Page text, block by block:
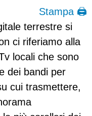
Stampa 🖨
terrestre si
ci riferiamo alla
locali che sono
dei bandi per
cui trasmettere,